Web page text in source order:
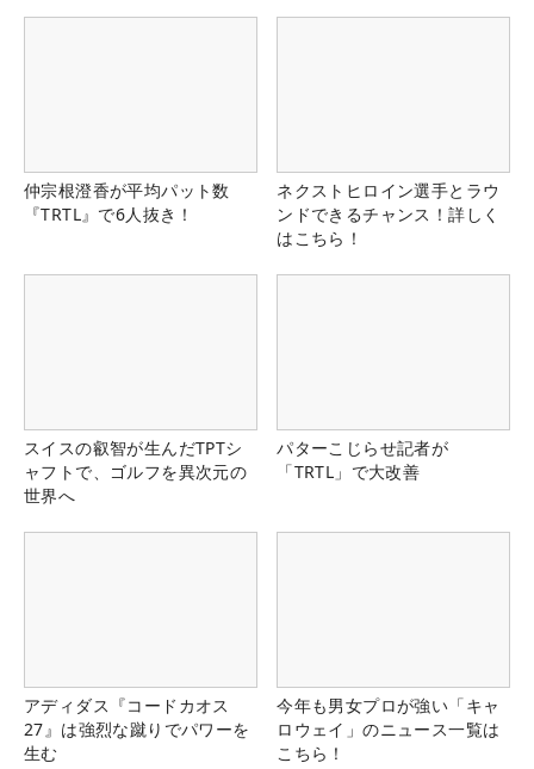
仲宗根澄香が平均パット数
『TRTL』で6人抜き！
ネクストヒロイン選手とラウ
ンドできるチャンス！詳しく
はこちら！
スイスの叡智が生んだTPTシ
ャフトで、ゴルフを異次元の
世界へ
パターこじらせ記者が
「TRTL」で大改善
アディダス『コードカオス
27』は強烈な蹴りでパワーを
生む
今年も男女プロが強い「キャ
ロウェイ」のニュース一覧は
こちら！